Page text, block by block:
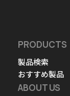
PRODUCTS
製品検索
おすすめ製品
ABOUT US